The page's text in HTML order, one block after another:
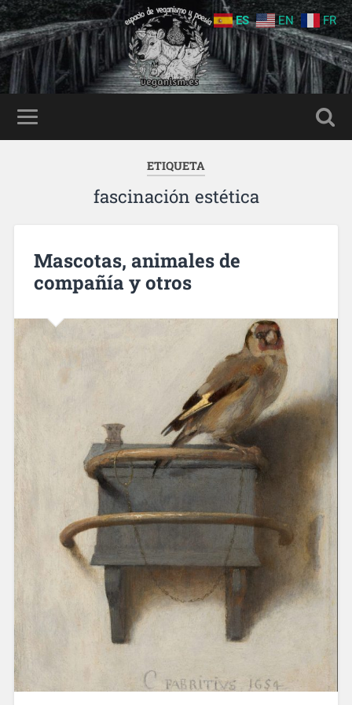
ETIQUETA
fascinación estética
Mascotas, animales de
compañía y otros
ES EN FR